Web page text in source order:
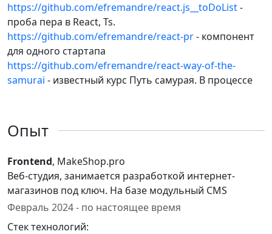
https://github.com/efremandre/react.js__toDoList-
проба пера в React, Ts.
https://github.com/efremandre/react-pr- компонент
для одного стартапа
https://github.com/efremandre/react-way-of-the-
samurai - известный курс Путь самурая. В процессе
Опыт
Frontend, MakeShop.pro
Веб-студия, занимается разработкой интернет-
магазинов под ключ. На базе модульный CMS
Февраль 2024 - по настоящее время
Стек технологий: